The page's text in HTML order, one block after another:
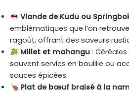
Viande de Kudu ou
emblématiques que l’on
ragoût, offrant des saveurs
Millet et mahangu:
souvent servies en bouillie ou
sauces épicées.
Plat de bœuf braisé à la